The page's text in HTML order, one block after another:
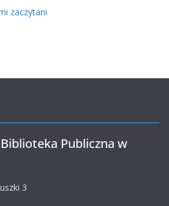
zaczytani
Publiczna w
3